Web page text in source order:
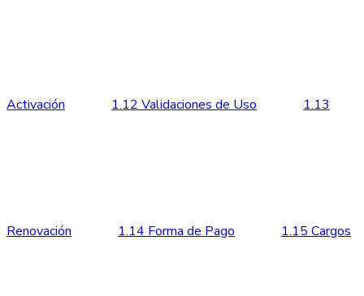
Activación 1.12 Validaciones de Uso 1.13
Renovación 1.14 Forma de Pago 1.15 Cargos